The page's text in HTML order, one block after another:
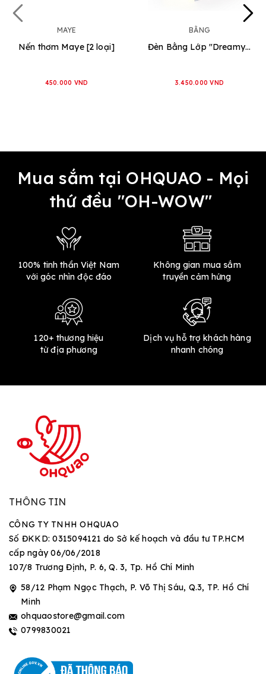
MAYE
Nến thơm Maye [2 loại]
450.000 VND
BẰNG
Đèn Bằng Lớp "Dreamy - Hình Chữ Nhật" [2 loại]
3.450.000 VND
Mua sắm tại OHQUAO - Mọi
thứ đều "OH-WOW"
100% tinh thần Việt Nam
với góc nhìn độc đáo
Không gian mua sắm
truyền cảm hứng
120+ thương hiệu
từ địa phương
Dịch vụ hỗ trợ khách hàng
nhanh chóng
THÔNG TIN
CÔNG TY TNHH OHQUAO
Số ĐKKD: 0315094121 do Sở kế hoạch và đầu tư TP.HCM
cấp ngày 06/06/2018
107/8 Trương Định, P. 6, Q. 3, Tp. Hồ Chí Minh
58/12 Phạm Ngọc Thạch, P. Võ Thị Sáu, Q.3, TP. Hồ Chí
Minh
ohquaostore@gmail.com
0799830021